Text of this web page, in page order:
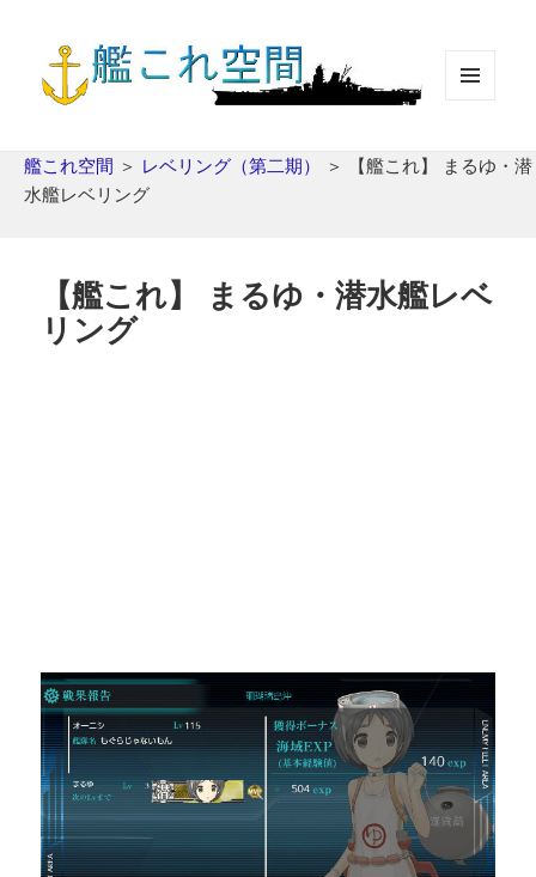
ット
艦これ空間 ＞ レベリング（第二期） ＞
【艦これ】 まるゆ・潜
水艦レベリング
【艦これ】 まるゆ・潜水艦レベ
リング